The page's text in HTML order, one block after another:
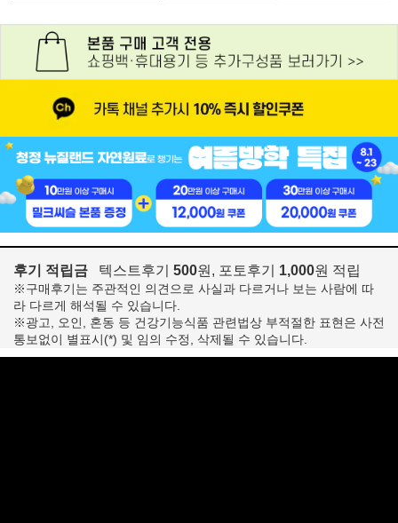
후기 적립금 텍스트후기 500원, 포토후기 1,000원 적립
※구매후기는 주관적인 의견으로 사실과 다르거나 보는 사람에 따
라 다르게 해석될 수 있습니다.
※광고, 오인, 혼동 등 건강기능식품 관련법상 부적절한 표현은 사전
통보없이 별표시(*) 및 임의 수정, 삭제될 수 있습니다.